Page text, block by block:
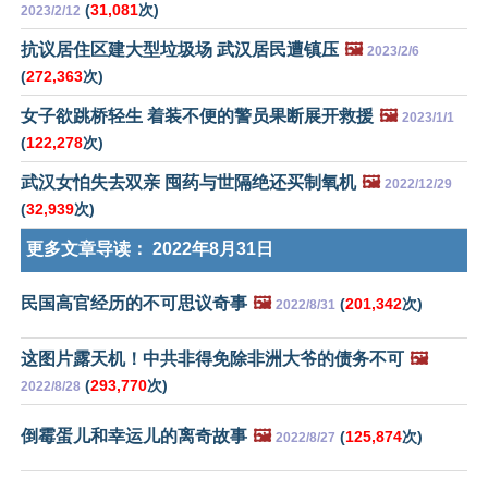
2023/2/12 (31,081次)
抗议居住区建大型垃圾场 武汉居民遭镇压 🖼️ 2023/2/6
(272,363次)
女子欲跳桥轻生 着装不便的警员果断展开救援 🖼️ 2023/1/1
(122,278次)
武汉女怕失去双亲 囤药与世隔绝还买制氧机 🖼️ 2022/12/29
(32,939次)
更多文章导读： 2022年8月31日
民国高官经历的不可思议奇事 🖼️ 2022/8/31 (201,342次)
这图片露天机！中共非得免除非洲大爷的债务不可 🖼️
2022/8/28 (293,770次)
倒霉蛋儿和幸运儿的离奇故事 🖼️ 2022/8/27 (125,874次)